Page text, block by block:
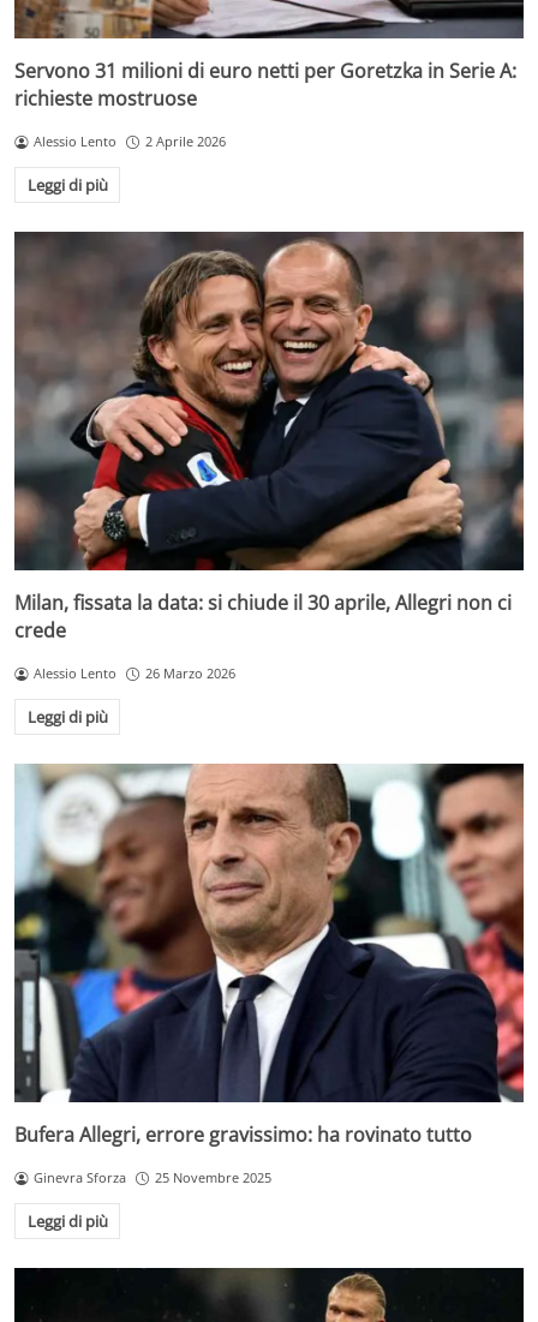
Servono 31 milioni di euro netti per Goretzka in Serie A:
richieste mostruose
Alessio Lento 2 Aprile 2026
Leggi di più
Milan, fissata la data: si chiude il 30 aprile, Allegri non ci
crede
Alessio Lento 26 Marzo 2026
Leggi di più
Bufera Allegri, errore gravissimo: ha rovinato tutto
Ginevra Sforza 25 Novembre 2025
Leggi di più